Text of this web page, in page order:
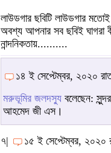
লাউডগার ছবিটি লাউডগার
অবশ্য আপনার সব ছবিই ঘাগরা
নান্দনিকতায়..........
১৪ ই সেপ্টেম্বর, ২০২০
মরুভূমির জলদস্যু বলেছেন:
আহমেদ জী এস।
৭|
১৫ ই সেপ্টেম্বর, ২০২০